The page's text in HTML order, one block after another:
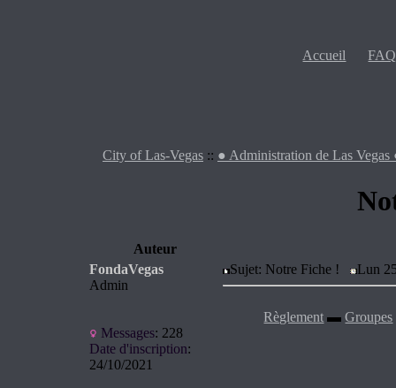
Accueil FAQ
City of Las-Vegas :: ● Administration de Las Vegas
Auteur
FondaVegas
Admin
Messages: 228
Date d'inscription:
24/10/2021
Sujet: Notre Fiche ! Lun
Règlement ▬Groupes